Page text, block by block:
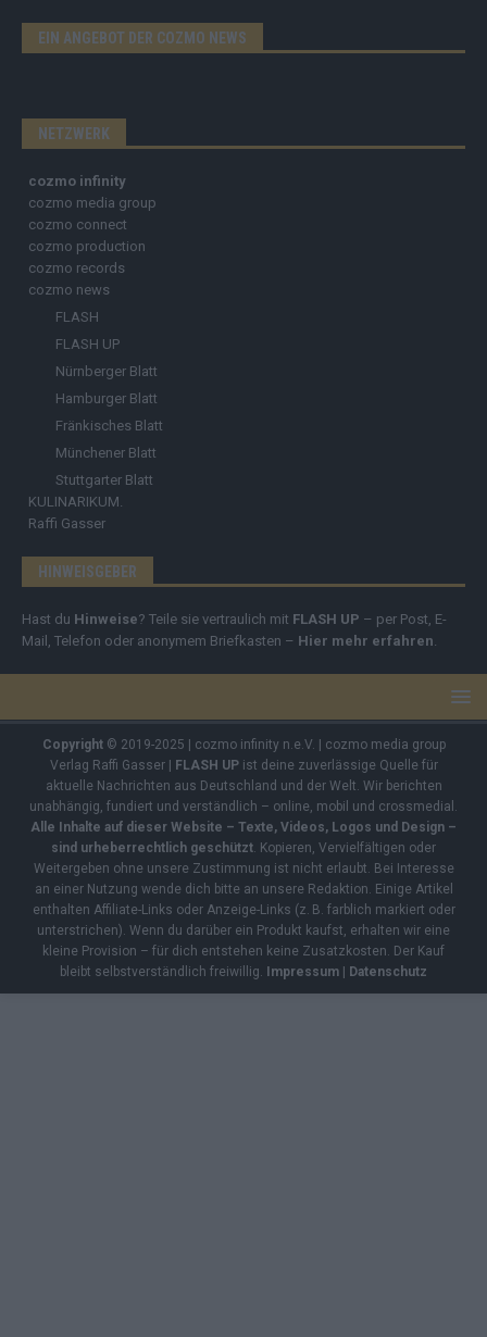
EIN ANGEBOT DER COZMO NEWS
NETZWERK
cozmo infinity
cozmo media group
cozmo connect
cozmo production
cozmo records
cozmo news
FLASH
FLASH UP
Nürnberger Blatt
Hamburger Blatt
Fränkisches Blatt
Münchener Blatt
Stuttgarter Blatt
KULINARIKUM.
Raffi Gasser
HINWEISGEBER
Hast du Hinweise? Teile sie vertraulich mit FLASH UP – per Post, E-
Mail, Telefon oder anonymem Briefkasten – Hier mehr erfahren.
Copyright© 2019-2025 | cozmo infinity n.e.V. | cozmo media group
Verlag Raffi Gasser |
FLASH UPist deine zuverlässige Quelle für
aktuelle Nachrichten aus Deutschland und der Welt. Wir berichten
unabhängig, fundiert und verständlich – online, mobil und crossmedial.
Alle Inhalte auf dieser Website – Texte, Videos, Logos und Design –
sind urheberrechtlich geschützt. Kopieren, Vervielfältigen oder
Weitergeben ohne unsere Zustimmung ist nicht erlaubt. Bei Interesse
an einer Nutzung wende dich bitte an unsere Redaktion. Einige Artikel
enthalten Affiliate-Links oder Anzeige-Links (z. B. farblich markiert oder
unterstrichen). Wenn du darüber ein Produkt kaufst, erhalten wir eine
kleine Provision – für dich entstehen keine Zusatzkosten. Der Kauf
bleibt selbstverständlich freiwillig.
Impressum Datenschutz